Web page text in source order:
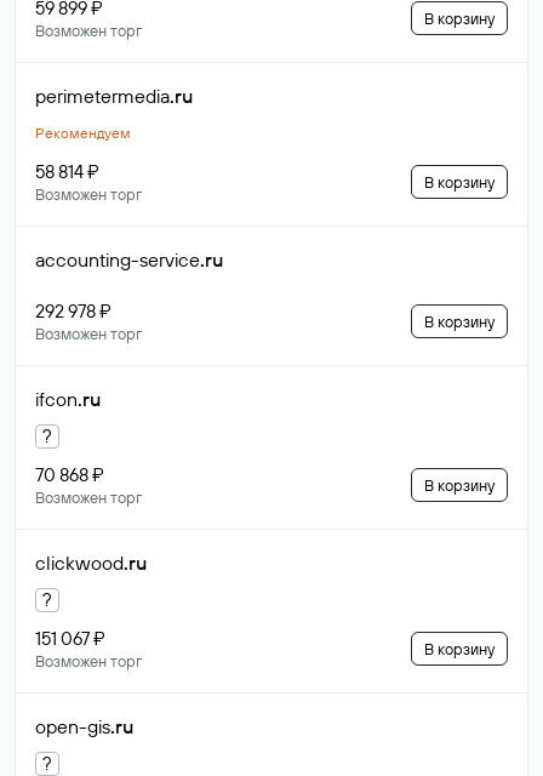
59 899 ₽
Возможен торг
В корзину
perimetermedia.ru
Рекомендуем
58 814 ₽
Возможен торг
В корзину
accounting-service.ru
292 978 ₽
Возможен торг
В корзину
ifcon.ru
?
70 868 ₽
Возможен торг
В корзину
clickwood.ru
?
151 067 ₽
Возможен торг
В корзину
open-gis.ru
?